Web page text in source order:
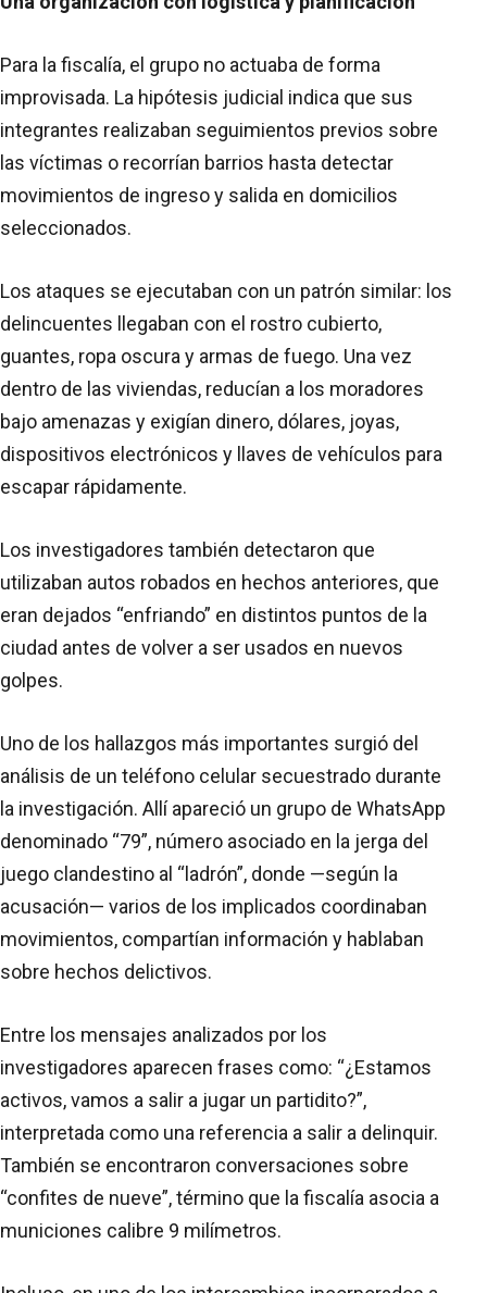
Para la fiscalía, el grupo no actuaba de forma
improvisada. La hipótesis judicial indica que sus
integrantes realizaban seguimientos previos sobre
las víctimas o recorrían barrios hasta detectar
movimientos de ingreso y salida en domicilios
seleccionados.
Los ataques se ejecutaban con un patrón similar: los
delincuentes llegaban con el rostro cubierto,
guantes, ropa oscura y armas de fuego. Una vez
dentro de las viviendas, reducían a los moradores
bajo amenazas y exigían dinero, dólares, joyas,
dispositivos electrónicos y llaves de vehículos para
escapar rápidamente.
Los investigadores también detectaron que
utilizaban autos robados en hechos anteriores, que
eran dejados “enfriando” en distintos puntos de la
ciudad antes de volver a ser usados en nuevos
golpes.
Uno de los hallazgos más importantes surgió del
análisis de un teléfono celular secuestrado durante
la investigación. Allí apareció un grupo de WhatsApp
denominado “79”, número asociado en la jerga del
juego clandestino al “ladrón”, donde —según la
acusación— varios de los implicados coordinaban
movimientos, compartían información y hablaban
sobre hechos delictivos.
Entre los mensajes analizados por los
investigadores aparecen frases como: “¿Estamos
activos, vamos a salir a jugar un partidito?”,
interpretada como una referencia a salir a delinquir.
También se encontraron conversaciones sobre
“confites de nueve”, término que la fiscalía asocia a
municiones calibre 9 milímetros.